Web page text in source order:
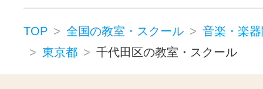
東新宿駅(1) 綾瀬駅(1)
赤羽岩
新線池袋駅(1)
京急蒲田駅(1)
千歳烏山駅(1)
新大久保駅(1)
千川駅(1)
東京駅(1)
蓮沼駅(1)
TOP 全国の教室・スクール
音楽・楽
東京都
千代田区の教室・スクール